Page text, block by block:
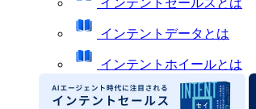
インテントセールスとは
インテントデータとは
インテントホイールとは